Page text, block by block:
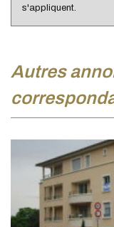
s'appliquent.
autres annonces immobilières